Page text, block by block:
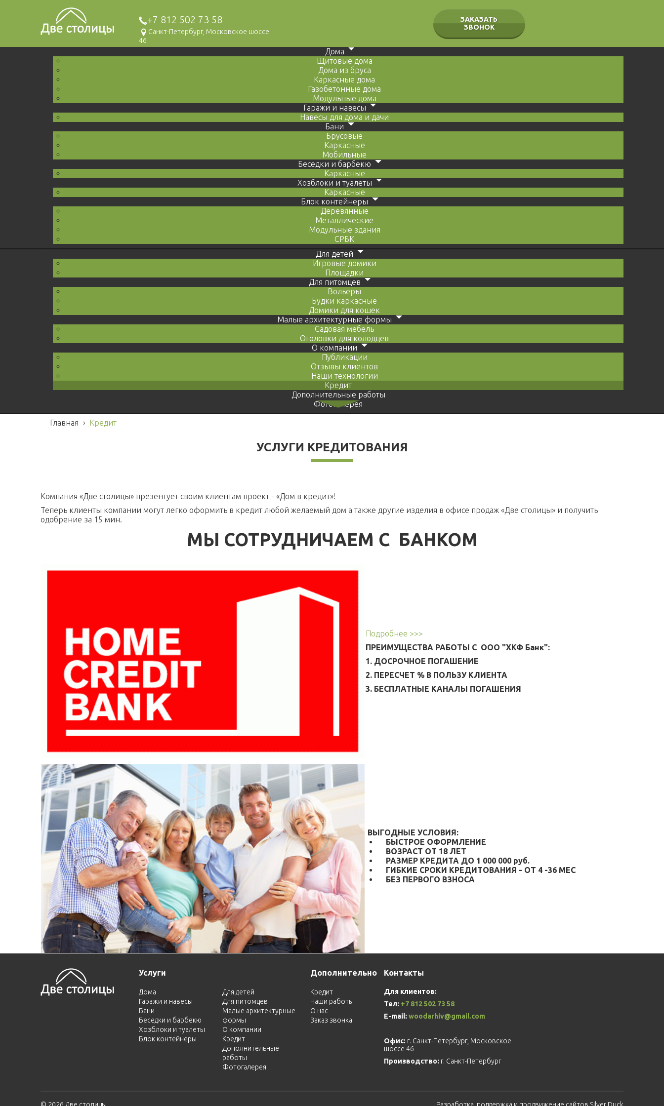
+7 812 502 73 58
Санкт-Петербург, Московское шоссе
46
ЗАКАЗАТЬ
ЗВОНОК
Дома
Щитовые дома
Дома из бруса
Каркасные дома
Газобетонные дома
Модульные дома
Гаражи и навесы
Навесы для дома и дачи
Бани
Брусовые
Каркасные
Мобильные
Беседки и барбекю
Каркасные
Хозблоки и туалеты
Каркасные
Блок контейнеры
Деревянные
Металлические
Модульные здания
СРБК
Для детей
Игровые домики
Площадки
Для питомцев
Вольеры
Будки каркасные
Домики для кошек
Малые архитектурные формы
Садовая мебель
Оголовки для колодцев
О компании
Публикации
Отзывы клиентов
Наши технологии
Кредит
Дополнительные работы
Фотогалерея
Главная › Кредит
УСЛУГИ КРЕДИТОВАНИЯ
Компания «Две столицы» презентует своим клиентам проект - «Дом в кредит»!
Теперь клиенты компании могут легко оформить в кредит любой желаемый дом а также другие изделия в офисе продаж «Две столицы» и получить
одобрение за 15 мин.
МЫ СОТРУДНИЧАЕМ С БАНКОМ
Подробнее >>>
ПРЕИМУЩЕСТВА РАБОТЫ С ООО "ХКФ Банк":
1. ДОСРОЧНОЕ ПОГАШЕНИЕ
2. ПЕРЕСЧЕТ % В ПОЛЬЗУ КЛИЕНТА
3. БЕСПЛАТНЫЕ КАНАЛЫ ПОГАШЕНИЯ
ВЫГОДНЫЕ УСЛОВИЯ:
БЫСТРОЕ ОФОРМЛЕНИЕ
ВОЗРАСТ ОТ 18 ЛЕТ
РАЗМЕР КРЕДИТА ДО 1 000 000 руб.
ГИБКИЕ СРОКИ КРЕДИТОВАНИЯ - ОТ 4 -36 МЕС
БЕЗ ПЕРВОГО ВЗНОСА
Услуги
Дома
Гаражи и навесы
Бани
Беседки и барбекю
Хозблоки и туалеты
Блок контейнеры
Для детей
Для питомцев
Малые архитектурные
формы
О компании
Кредит
Дополнительные
работы
Фотогалерея
Дополнительно
Кредит
Наши работы
О нас
Заказ звонка
Контакты
Для клиентов:
Тел: +7 812 502 73 58
E-mail:woodarhiv@gmail.com
Офис: г. Санкт-Петербург, Московское
шоссе 46
Производство: г. Санкт-Петербург
© 2026 Две столицы Разработка, поддержка и продвижение сайтов Silver Duck